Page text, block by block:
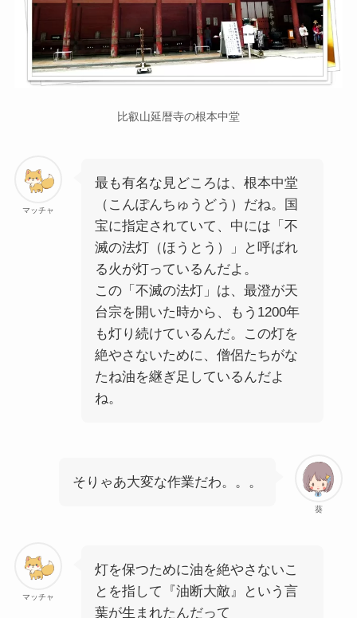
比叡山延暦寺の根本中堂
マッチャ
最も有名な見どころは、根本中堂
（こんぽんちゅうどう）だね。国
宝に指定されていて、中には「不
滅の法灯（ほうとう）」と呼ばれ
る火が灯っているんだよ。
この「不滅の法灯」は、最澄が天
台宗を開いた時から、もう1200年
も灯り続けているんだ。この灯を
絶やさないために、僧侶たちがな
たね油を継ぎ足しているんだよ
ね。
葵
そりゃあ大変な作業だわ。。。
マッチャ
灯を保つために油を絶やさないこ
とを指して『油断大敵』という言
葉が生まれたんだって